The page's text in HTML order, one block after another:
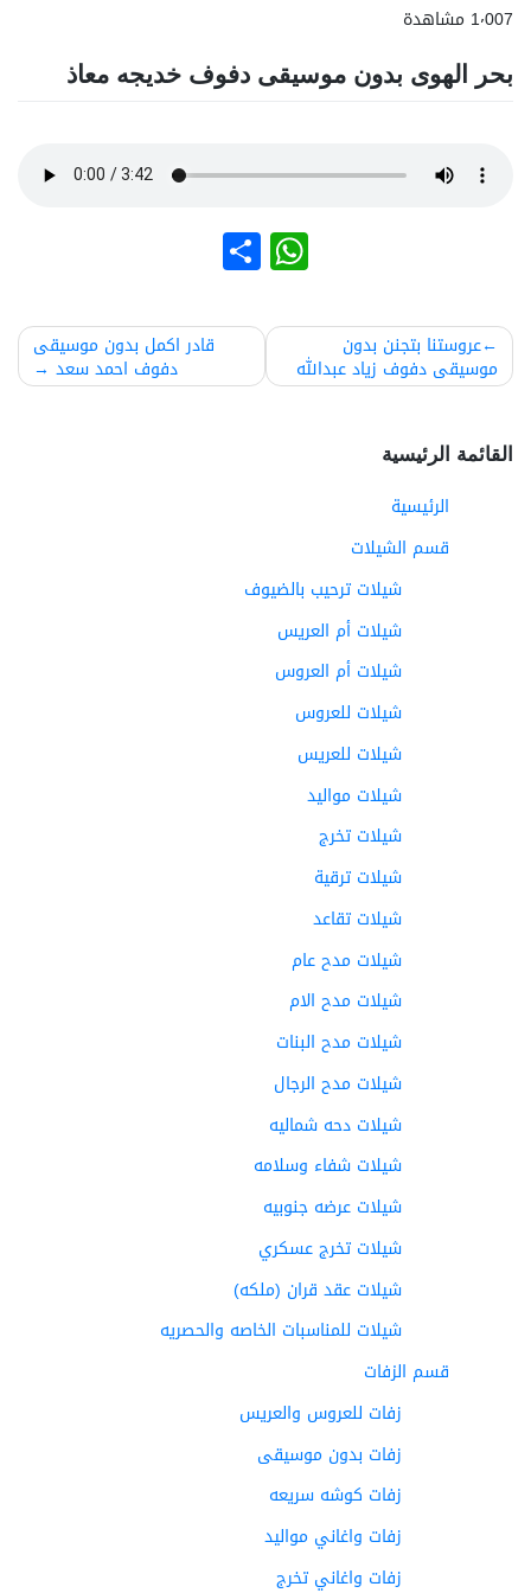
1٬007 مشاهدة
بحر الهوى بدون موسيقى دفوف خديجه معاذ
WhatsApp
نشر
تصفّح
المقالات
عروستنا بتجنن بدون
موسيقى دفوف زياد عبدالله
قادر اكمل بدون موسيقى
دفوف احمد سعد
القائمة الرئيسية
الرئيسية
قسم الشيلات
شيلات ترحيب بالضيوف
شيلات أم العريس
شيلات أم العروس
شيلات للعروس
شيلات للعريس
شيلات مواليد
شيلات تخرج
شيلات ترقية
شيلات تقاعد
شيلات مدح عام
شيلات مدح الام
شيلات مدح البنات
شيلات مدح الرجال
شيلات دحه شماليه
شيلات شفاء وسلامه
شيلات عرضه جنوبيه
شيلات تخرج عسكري
شيلات عقد قران (ملكه)
شيلات للمناسبات الخاصه والحصريه
قسم الزفات
زفات للعروس والعريس
زفات بدون موسيقى
زفات كوشه سريعه
زفات واغاني مواليد
زفات واغاني تخرج